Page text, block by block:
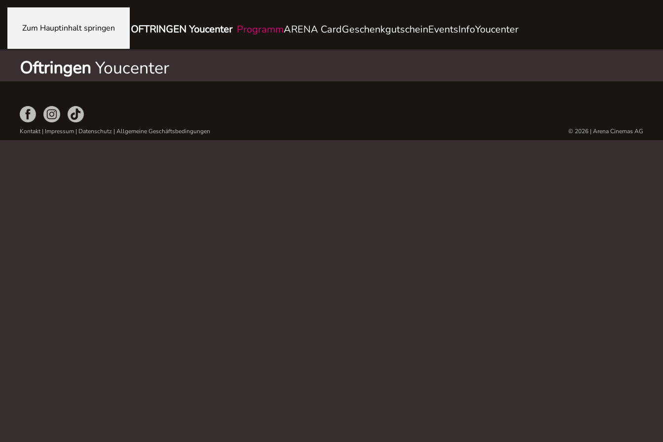
Zum Hauptinhalt springen OFTRINGEN Youcenter ProgrammARENA CardGeschenkgutscheinEventsInfoYoucenter
OftringenYoucenter
Kontakt| Impressum | Datenschutz | Allgemeine Geschäftsbedingungen © 2026 | Arena Cinemas AG